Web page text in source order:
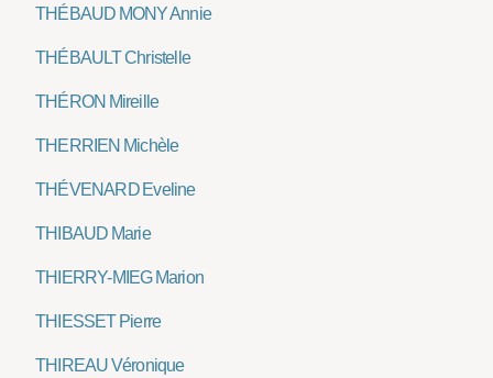
THÉBAUD MONY Annie
THÉBAULT Christelle
THÉRON Mireille
THERRIEN Michèle
THÉVENARD Eveline
THIBAUD Marie
THIERRY-MIEG Marion
THIESSET Pierre
THIREAU Véronique